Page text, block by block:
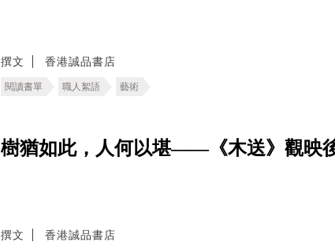
撰文 香港誠品書店
閱讀書單 職人絮語 藝術
樹猶如此，人何以堪——《木送》觀映
撰文 香港誠品書店